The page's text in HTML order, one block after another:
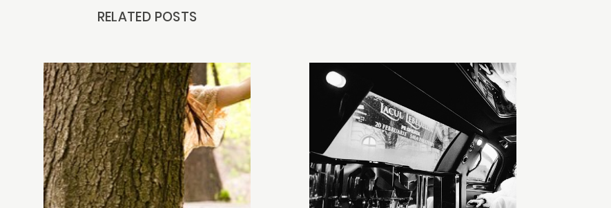
RELATED POSTS